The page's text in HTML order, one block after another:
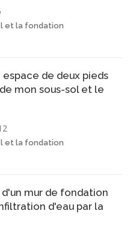
et la fondation
de deux pieds
mon sous-sol et le
et la fondation
mur de fondation
d'eau par la